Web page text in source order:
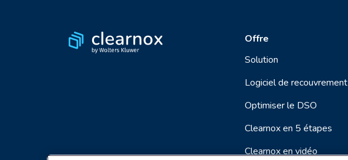
Offre
Solution
Logiciel de recouvrement
Optimiser le DSO
Clearnox en 5 étapes
Clearnox en vidéo